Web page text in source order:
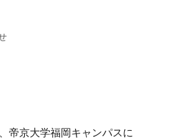
帝京大学福岡キャンパスに